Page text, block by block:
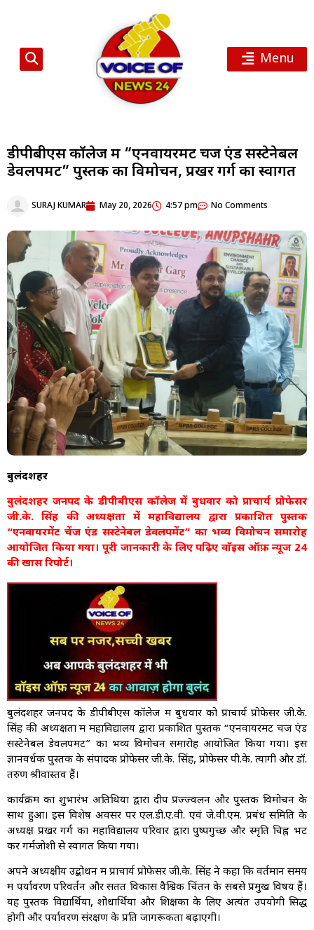
Menu
डीपीबीएस कॉलेज में “एनवायरमेंट चेंज एंड सस्टेनेबल
डेवलपमेंट” पुस्तक का विमोचन, प्रखर गर्ग का स्वागत
SURAJ KUMAR May 20, 2026 4:57 pm No Comments
बुलंदशहर
बुलंदशहर जनपद के डीपीबीएस कॉलेज में बुधवार को प्राचार्य प्रोफेसर
जी.के. सिंह की अध्यक्षता में महाविद्यालय द्वारा प्रकाशित पुस्तक
“एनवायरमेंट चेंज एंड सस्टेनेबल डेवलपमेंट” का भव्य विमोचन समारोह
आयोजित किया गया। पूरी जानकारी के लिए पढ़िए वाॅइस ऑफ़ न्यूज 24
की खास रिपोर्ट।
बुलंदशहर जनपद के डीपीबीएस कॉलेज में बुधवार को प्राचार्य प्रोफेसर जी.के.
सिंह की अध्यक्षता में महाविद्यालय द्वारा प्रकाशित पुस्तक “एनवायरमेंट चेंज एंड
सस्टेनेबल डेवलपमेंट” का भव्य विमोचन समारोह आयोजित किया गया। इस
ज्ञानवर्धक पुस्तक के संपादक प्रोफेसर जी.के. सिंह, प्रोफेसर पी.के. त्यागी और डॉ.
तरुण श्रीवास्तव हैं।
कार्यक्रम का शुभारंभ अतिथियों द्वारा दीप प्रज्ज्वलन और पुस्तक विमोचन के
साथ हुआ। इस विशेष अवसर पर एल.डी.ए.वी. एवं जे.वी.एम. प्रबंध समिति के
अध्यक्ष प्रखर गर्ग का महाविद्यालय परिवार द्वारा पुष्पगुच्छ और स्मृति चिह्न भेंट
कर गर्मजोशी से स्वागत किया गया।
अपने अध्यक्षीय उद्बोधन में प्राचार्य प्रोफेसर जी.के. सिंह ने कहा कि वर्तमान समय
में पर्यावरण परिवर्तन और सतत विकास वैश्विक चिंतन के सबसे प्रमुख विषय हैं।
यह पुस्तक विद्यार्थियों, शोधार्थियों और शिक्षकों के लिए अत्यंत उपयोगी सिद्ध
होगी और पर्यावरण संरक्षण के प्रति जागरूकता बढ़ाएगी।